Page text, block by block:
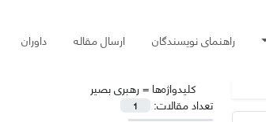
راهنمای نویسندگان ارسال مقاله داوران
کلیدواژه‌ها =رهبری بصیر
تعداد مقالات:
1